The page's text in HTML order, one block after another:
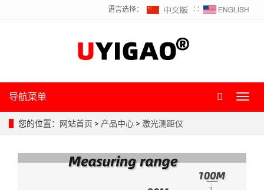
语言选择： ∷
导航菜单
您的位置： 网站首页 > 产品中心 > 激光测距仪